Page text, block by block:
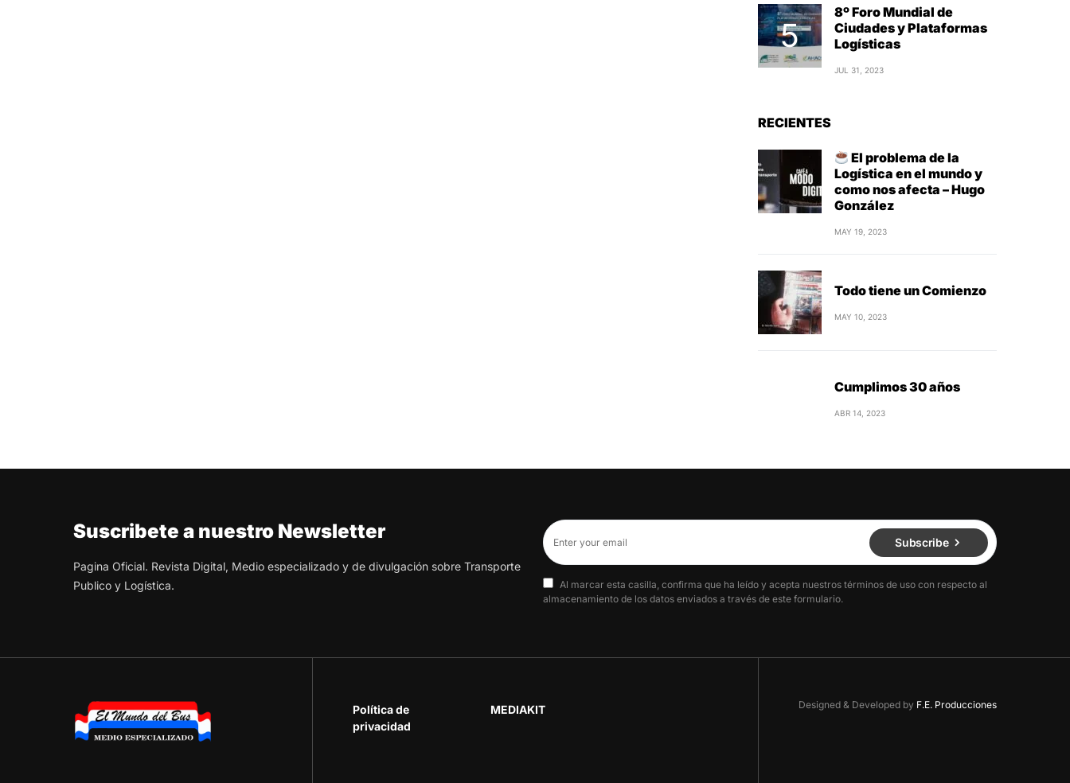
8º Foro Mundial de
Ciudades y Plataformas
Logísticas
JUL 31, 2023
RECIENTES
El problema de la
Logística en el mundo y
como nos afecta – Hugo
González
MAY 19, 2023
Todo tiene un Comienzo
MAY 10, 2023
Cumplimos 30 años
ABR 14, 2023
Suscribete a nuestro Newsletter
Pagina Oficial. Revista Digital, Medio especializado y de divulgación sobre Transporte
Publico y Logística.
Subscribe
Al marcar esta casilla, confirma que ha leído y acepta nuestros términos de uso con respecto al
almacenamiento de los datos enviados a través de este formulario.
Política de
privacidad
MEDIAKIT Designed & Developed by F.E. Producciones